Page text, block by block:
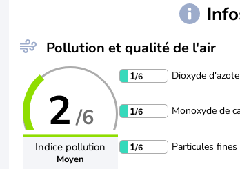
Pollution et qualité de l'air
2 /6
Indice pollution
Moyen
1/6 Dioxyde d'azote
1/6 Monoxyde de
1/6 Particules fines